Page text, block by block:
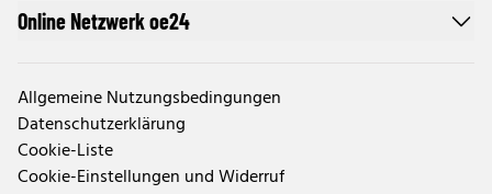
Online Netzwerk oe24
Allgemeine Nutzungsbedingungen
Datenschutzerklärung
Cookie-Liste
Cookie-Einstellungen und Widerruf